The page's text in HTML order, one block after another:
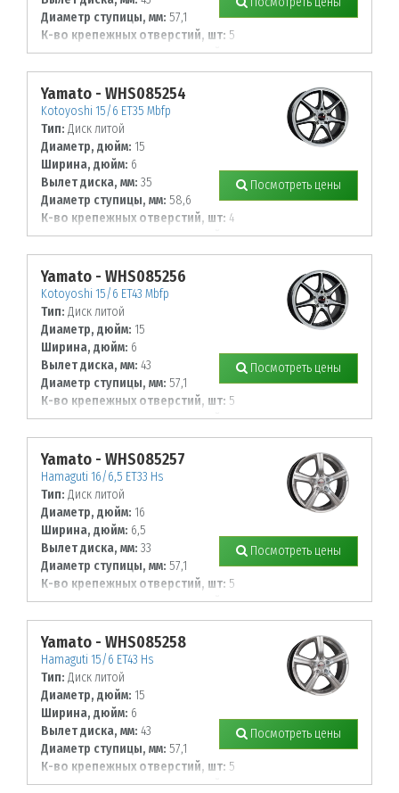
Диаметр ступицы, мм: 57,1
К-во крепежных отверстий, шт: 5
Диаметр располож. отверстий, мм:
100
Yamato - WHS085254
Kotoyoshi 15/6 ET35 Mbfp
Тип: Диск литой
Диаметр, дюйм: 15
Ширина, дюйм: 6
Вылет диска, мм: 35
Диаметр ступицы, мм: 58,6
К-во крепежных отверстий, шт: 4
Диаметр располож. отверстий, мм:
98
Посмотреть цены
Yamato - WHS085256
Kotoyoshi 15/6 ET43 Mbfp
Тип: Диск литой
Диаметр, дюйм: 15
Ширина, дюйм: 6
Вылет диска, мм: 43
Диаметр ступицы, мм: 57,1
К-во крепежных отверстий, шт: 5
Диаметр располож. отверстий, мм:
100
Посмотреть цены
Yamato - WHS085257
Hamaguti 16/6,5 ET33 Hs
Тип: Диск литой
Диаметр, дюйм: 16
Ширина, дюйм: 6,5
Вылет диска, мм: 33
Диаметр ступицы, мм: 57,1
К-во крепежных отверстий, шт: 5
Диаметр располож. отверстий, мм:
112
Посмотреть цены
Yamato - WHS085258
Hamaguti 15/6 ET43 Hs
Тип: Диск литой
Диаметр, дюйм: 15
Ширина, дюйм: 6
Вылет диска, мм: 43
Диаметр ступицы, мм: 57,1
К-во крепежных отверстий, шт: 5
Диаметр располож. отверстий, мм:
Посмотреть цены